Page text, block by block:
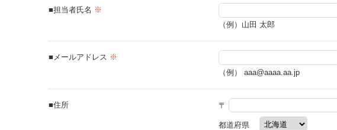
■担当者氏名 ※
（例）山田 太郎
■メールアドレス ※
（例） aaa@aaaa.aa.jp
■住所 〒
都道府県